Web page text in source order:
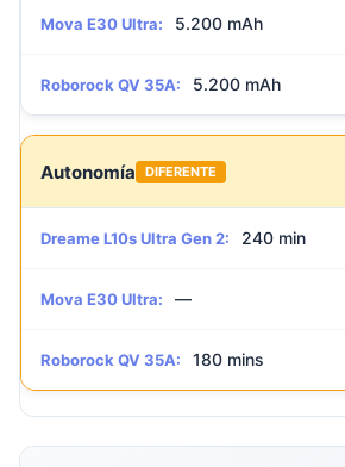
Mova E30 Ultra: 5.200 mAh
Roborock QV 35A: 5.200 mAh
Autonomía DIFERENTE
Dreame L10s Ultra Gen 2: 240 min
Mova E30 Ultra: —
Roborock QV 35A: 180 mins